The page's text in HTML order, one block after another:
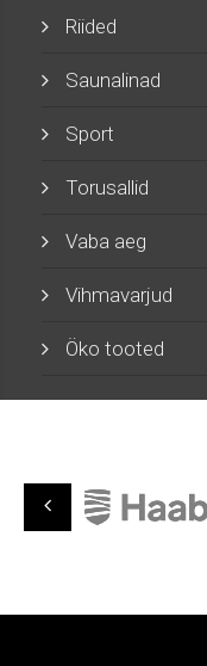
Riided
Saunalinad
Sport
Torusallid
Vaba aeg
Vihmavarjud
Öko tooted